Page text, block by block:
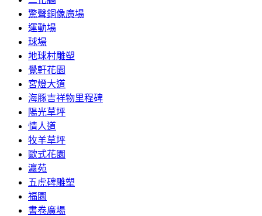
驚聲銅像廣場
運動場
球場
地球村雕塑
覺軒花園
宮燈大道
海豚吉祥物里程碑
陽光草坪
情人道
牧羊草坪
歐式花園
瀛苑
五虎碑雕塑
福園
書卷廣場